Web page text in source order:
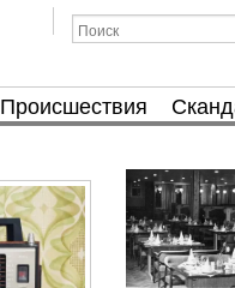
Происшествия